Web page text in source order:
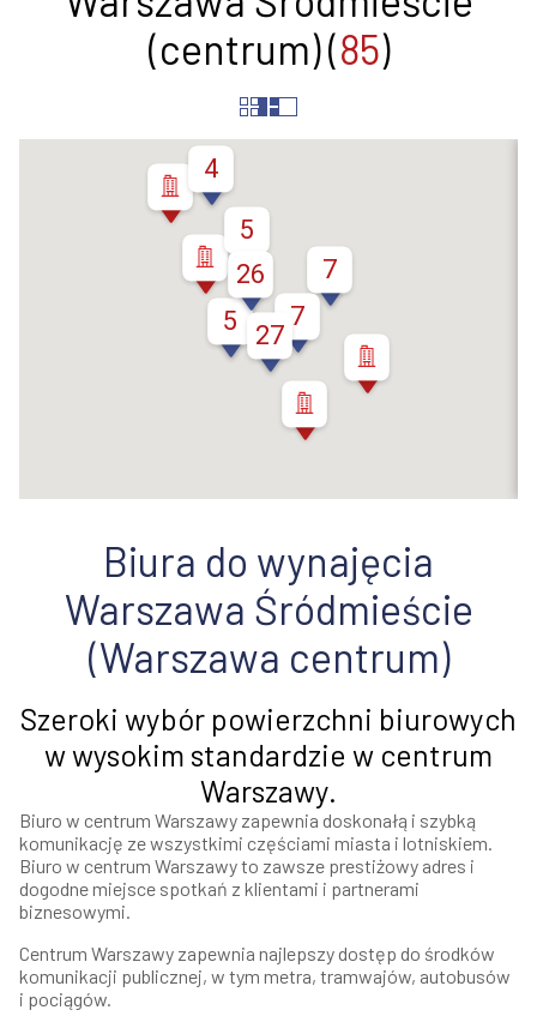
(centrum) (85)
4
5 27
26
7
7
5
Biura do wynajęcia
Warszawa Śródmieście
(Warszawa centrum)
Szeroki wybór powierzchni biurowych
w wysokim standardzie w centrum
Warszawy.
Biuro w centrum Warszawy zapewnia doskonałą i szybką
komunikację ze wszystkimi częściami miasta i lotniskiem.
Biuro w centrum Warszawy to zawsze prestiżowy adres i
dogodne miejsce spotkań z klientami i partnerami
biznesowymi.
Centrum Warszawy zapewnia najlepszy dostęp do środków
komunikacji publicznej, w tym metra, tramwajów, autobusów
i pociągów.